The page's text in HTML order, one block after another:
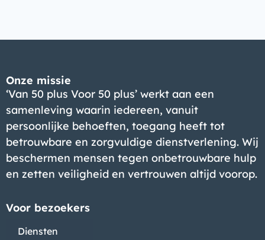
Onze missie
‘Van 50 plus Voor 50 plus’ werkt aan een
samenleving waarin iedereen, vanuit
persoonlijke behoeften, toegang heeft tot
betrouwbare en zorgvuldige dienstverlening. Wij
beschermen mensen tegen onbetrouwbare hulp
en zetten veiligheid en vertrouwen altijd voorop.
Voor bezoekers
Diensten